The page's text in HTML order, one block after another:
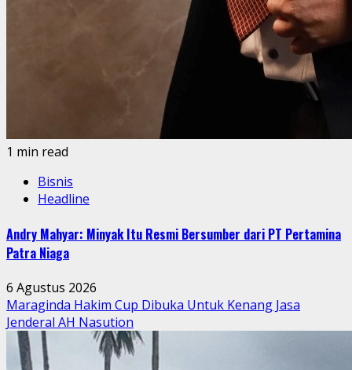
1 min read
Bisnis
Headline
Andry Mahyar: Minyak Itu Resmi Bersumber dari PT Pertamina
Patra Niaga
6 Agustus 2026
Maraginda Hakim Cup Dibuka Untuk Kenang Jasa
Jenderal AH Nasution